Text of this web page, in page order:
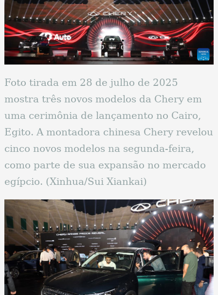
Foto tirada em 28 de julho de 2025
mostra três novos modelos da Chery em
uma cerimônia de lançamento no Cairo,
Egito. A montadora chinesa Chery revelou
cinco novos modelos na segunda-feira,
como parte de sua expansão no mercado
egípcio. (Xinhua/Sui Xiankai)